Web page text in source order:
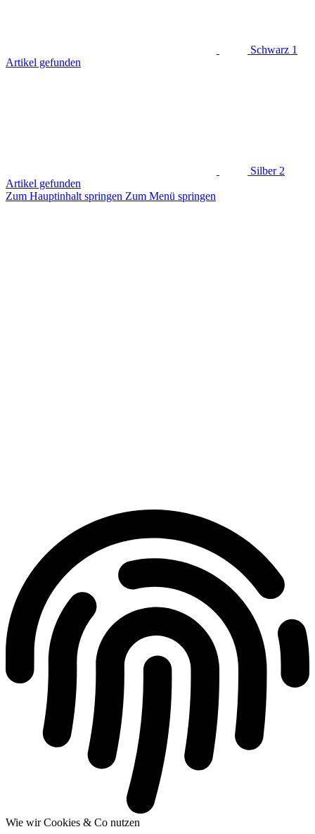
Schwarz 1
Artikel gefunden
Silber 2
Artikel gefunden
Zum Hauptinhalt springen Zum Menü springen
Wie wir Cookies & Co nutzen